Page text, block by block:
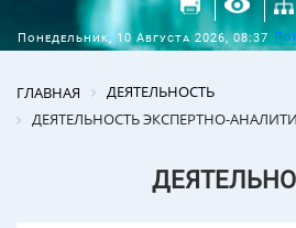
Понедельник, 10 Августа 2026, 08:37
ГЛАВНАЯ
ДЕЯТЕЛЬНОСТЬ
ДЕЯТЕЛЬНОСТЬ ЭКСПЕРТНО-